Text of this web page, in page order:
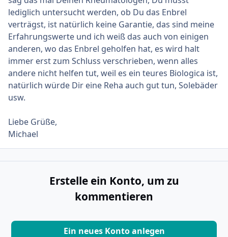
lediglich untersucht werden, ob Du das Enbrel
verträgst, ist natürlich keine Garantie, das sind meine
Erfahrungswerte und ich weiß das auch von einigen
anderen, wo das Enbrel geholfen hat, es wird halt
immer erst zum Schluss verschrieben, wenn alles
andere nicht helfen tut, weil es ein teures Biologica ist,
natürlich würde Dir eine Reha auch gut tun, Solebäder
usw.
Liebe Grüße,
Michael
Erstelle ein Konto, um zu
kommentieren
Ein neues Konto anlegen